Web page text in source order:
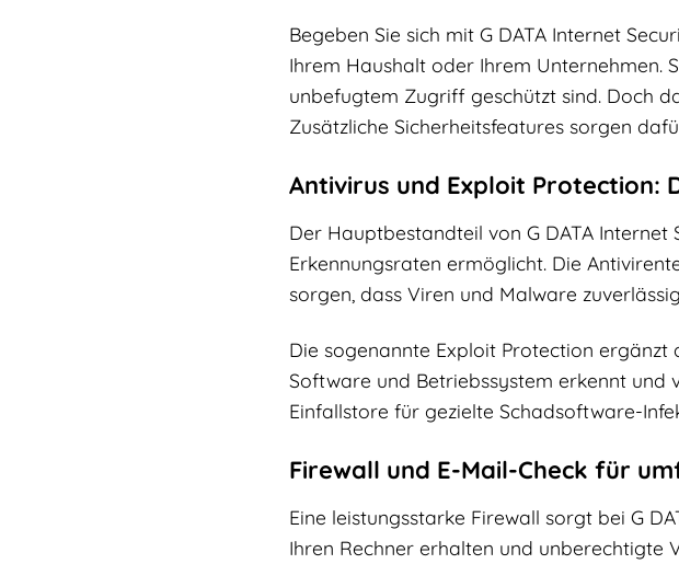
Begeben Sie sich mit G DATA Internet
Ihrem Haushalt oder Ihrem Unternehmen.
unbefugtem Zugriff geschützt sind. Doch
Zusätzliche Sicherheitsfeatures sorgen
Antivirus und Exploit Protection:
Der Hauptbestandteil von G DATA
Erkennungsraten ermöglicht. Die
sorgen, dass Viren und Malware
Die sogenannte Exploit Protection ergänzt
Software und Betriebssystem erkennt und
Einfallstore für gezielte Schadsoftware-
Firewall und E-Mail-Check für
Eine leistungsstarke Firewall sorgt bei G
Ihren Rechner erhalten und